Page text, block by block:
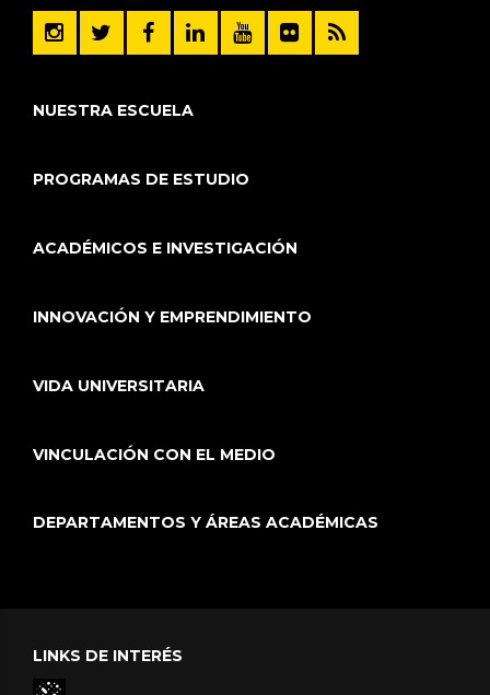
NUESTRA ESCUELA
PROGRAMAS DE ESTUDIO
ACADÉMICOS E INVESTIGACIÓN
INNOVACIÓN Y EMPRENDIMIENTO
VIDA UNIVERSITARIA
VINCULACIÓN CON EL MEDIO
DEPARTAMENTOS Y ÁREAS ACADÉMICAS
LINKS DE INTERÉS